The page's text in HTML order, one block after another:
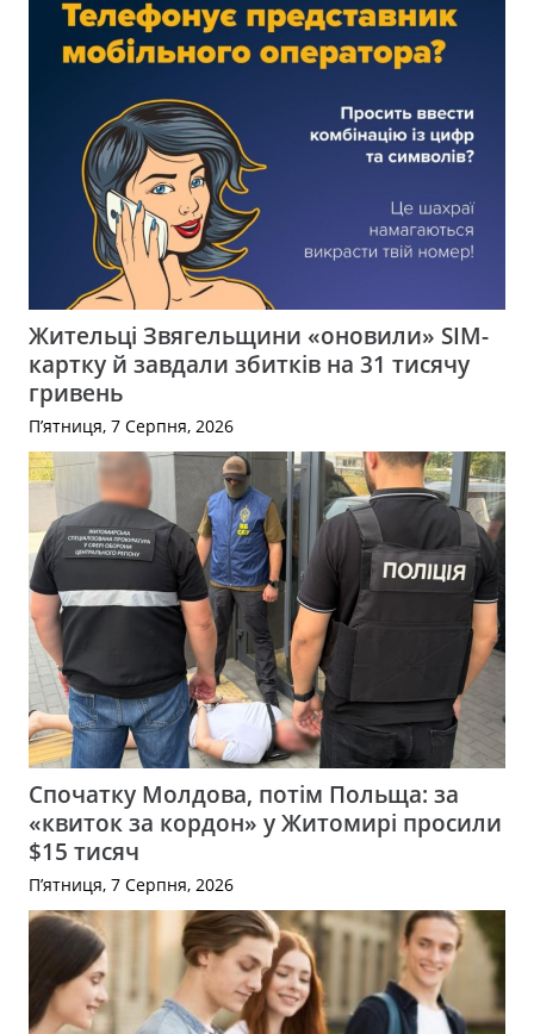
Жительці Звягельщини «оновили» SIM-
картку й завдали збитків на 31 тисячу
гривень
П’ятниця, 7 Серпня, 2026
Спочатку Молдова, потім Польща: за
«квиток за кордон» у Житомирі просили
$15 тисяч
П’ятниця, 7 Серпня, 2026